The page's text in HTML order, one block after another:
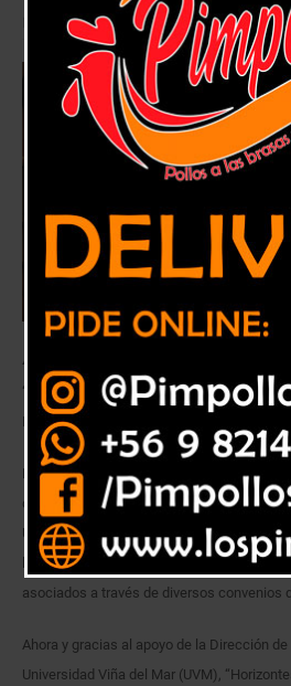
4 enero, 2018 Región
40 artistas visuales de 11 países dan vida
“Horizontes del Color”, que presenta el
Internacional MAI Colombia.
MAI Colombia es un colectivo artístico que
de España, México, Brasil, Estados Unidos,
Uruguay, Venezuela, Perú, Ecuador y Chile,
la cultura mediante el uso de imágenes y
asociados a través de diversos convenios
Ahora y gracias al apoyo de la Dirección
Universidad Viña del Mar (UVM),